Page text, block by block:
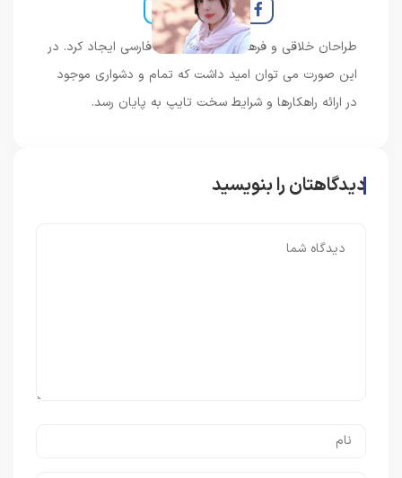
طراحان خلاقی و فرهنگ پیشرو در زبان فارسی ایجاد کرد. در
این صورت می توان امید داشت که تمام و دشواری موجود
در ارائه راهکارها و شرایط سخت تایپ به پایان رسد.
دیدگاهتان را بنویسید